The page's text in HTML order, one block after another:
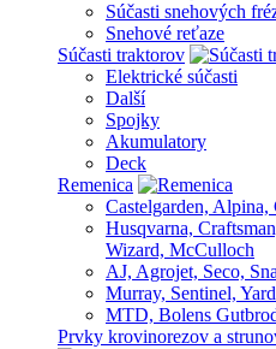
Súčasti snehových
Snehové reťaze
Súčasti traktorov
Elektrické súčasti
Další
Spojky
Akumulatory
Deck
Remenica
Castelgarden, Alpina,
Husqvarna,
Wizard, McCulloch
AJ, Agrojet, Seco,
Murray, Sentinel,
MTD, Bolens
Prvky krovinorezov a